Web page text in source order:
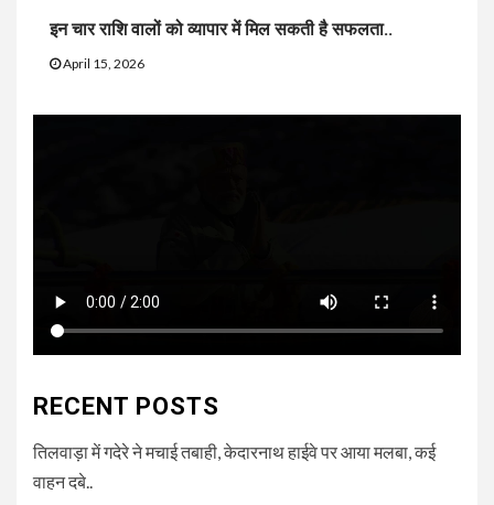
इन चार राशि वालों को व्यापार में मिल सकती है सफलता..
April 15, 2026
RECENT POSTS
तिलवाड़ा में गदेरे ने मचाई तबाही, केदारनाथ हाईवे पर आया मलबा, कई
वाहन दबे..